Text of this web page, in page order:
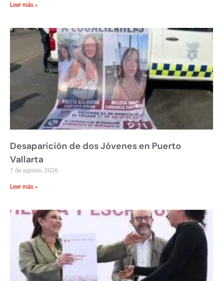
Leer más »
Desaparición de dos Jóvenes en Puerto
Vallarta
7 de agosto, 2026
Leer más »